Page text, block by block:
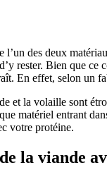
l’un des deux
rester. Bien que ce
En effet, selon un
et la volaille sont
matériel entrant
votre protéine.
la viande